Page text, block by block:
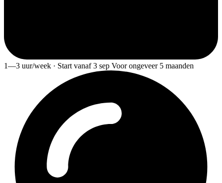
1—3 uur/week · Start vanaf 3 sep Voor ongeveer 5 maanden